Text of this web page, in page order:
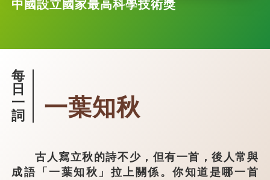
中國設立國家最高科學技術獎
每
日
一
詞
一葉知秋
古人寫立秋的詩不少，但有一首，後人常與
成語「一葉知秋」拉上關係。你知道是哪一首